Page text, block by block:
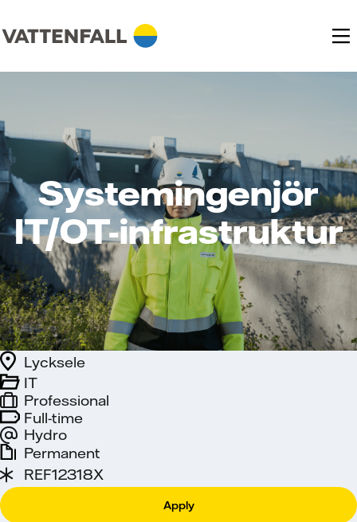
Systemingenjör
IT/OT-infrastruktur
Full-time
Hydro
IT
Lycksele
Professional
Permanent
REF12318X
Apply